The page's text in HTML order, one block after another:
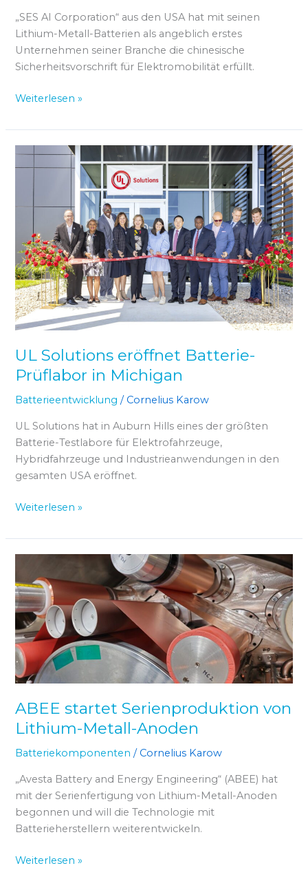
„SES AI Corporation“ aus den USA hat mit seinen
Lithium-Metall-Batterien als angeblich erstes
Unternehmen seiner Branche die chinesische
Sicherheitsvorschrift für Elektromobilität erfüllt.
Weiterlesen »
UL Solutions eröffnet Batterie-
Prüflabor in Michigan
Batterieentwicklung / Cornelius Karow
UL Solutions hat in Auburn Hills eines der größten
Batterie-Testlabore für Elektrofahrzeuge,
Hybridfahrzeuge und Industrieanwendungen in den
gesamten USA eröffnet.
UL
Solutions
eröffnet
Michigan
Weiterlesen »
ABEE startet Serienproduktion von
Lithium-Metall-Anoden
Batteriekomponenten / Cornelius Karow
„Avesta Battery and Energy Engineering“ (ABEE) hat
mit der Serienfertigung von Lithium-Metall-Anoden
begonnen und will die Technologie mit
Batterieherstellern weiterentwickeln.
startet
Serienproduktion
von
Lithium-
Metall-
Anoden
Weiterlesen »